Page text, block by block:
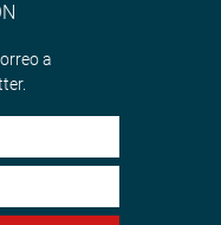
a